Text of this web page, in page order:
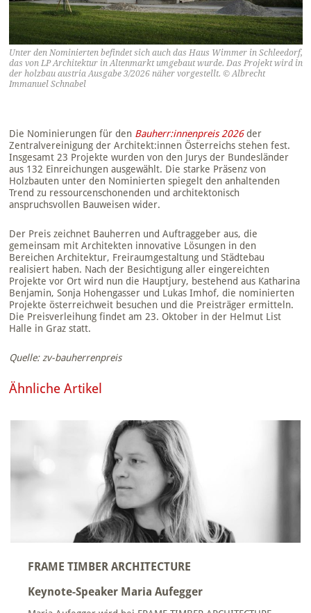
Unter den Nominierten befindet sich auch das Haus Wimmer in Schleedorf,
das von LP Architektur in Altenmarkt umgebaut wurde. Das Projekt wird in
der holzbau austria Ausgabe 3/2026 näher vorgestellt. © Albrecht
Immanuel Schnabel
Die Nominierungen für den Bauherr:innenpreis 2026der
Zentralvereinigung der Architekt:innen Österreichs stehen fest.
Insgesamt 23 Projekte wurden von den Jurys der Bundesländer
aus 132 Einreichungen ausgewählt. Die starke Präsenz von
Holzbauten unter den Nominierten spiegelt den anhaltenden
Trend zu ressourcenschonenden und architektonisch
anspruchsvollen Bauweisen wider.
Der Preis zeichnet Bauherren und Auftraggeber aus, die
gemeinsam mit Architekten innovative Lösungen in den
Bereichen Architektur, Freiraumgestaltung und Städtebau
realisiert haben. Nach der Besichtigung aller eingereichten
Projekte vor Ort wird nun die Hauptjury, bestehend aus Katharina
Benjamin, Sonja Hohengasser und Lukas Imhof, die nominierten
Projekte österreichweit besuchen und die Preisträger ermitteln.
Die Preisverleihung findet am 23. Oktober in der Helmut List
Halle in Graz statt.
Quelle: zv-bauherrenpreis
Ähnliche Artikel
FRAME TIMBER ARCHITECTURE
Keynote-Speaker Maria Aufegger